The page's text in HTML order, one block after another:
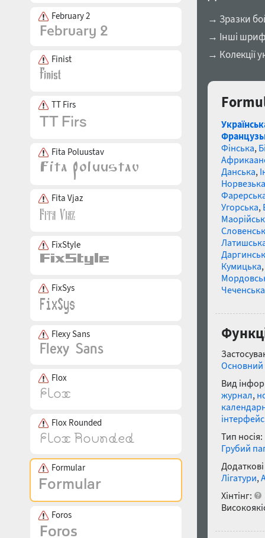
February 2
Finist
TT Firs
Fita Poluustav
Fita Vjaz
FixStyle
FixSys
Flexy Sans
Flox
Flox Rounded
Formular
Foros
→ Зразки
→ Інші
→ Колекції
Фінська,
Данська,
Норвезька
Угорська,
Кумицька,
Чеченська
Основний
Вид
журнал,
інтерфейс
Тип носія:
Грубий
Лігатури,
Хінтінг: